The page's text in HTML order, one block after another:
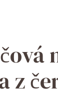
z